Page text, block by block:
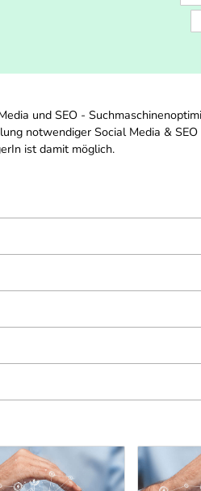
und SEO -
notwendiger Social Media &
ist damit möglich.